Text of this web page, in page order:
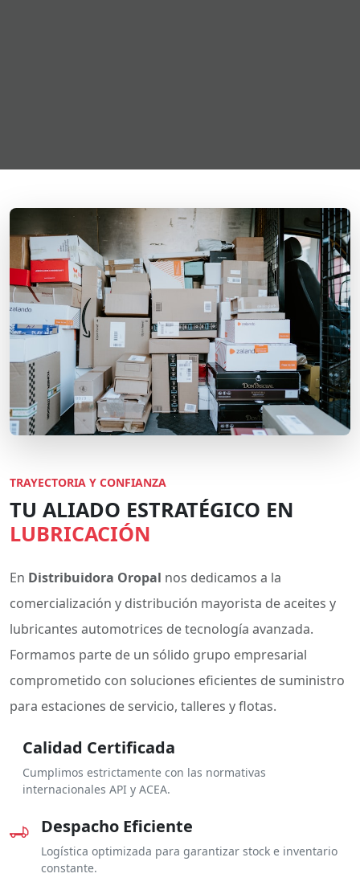
TRAYECTORIA Y CONFIANZA
TU ALIADO ESTRATÉGICO EN
LUBRICACIÓN
En Distribuidora Oropal nos dedicamos a la
comercialización y distribución mayorista de aceites y
lubricantes automotrices de tecnología avanzada.
Formamos parte de un sólido grupo empresarial
comprometido con soluciones eficientes de suministro
para estaciones de servicio, talleres y flotas.
Calidad Certificada
Cumplimos estrictamente con las normativas
internacionales API y ACEA.
Despacho Eficiente
Logística optimizada para garantizar stock e inventario
constante.